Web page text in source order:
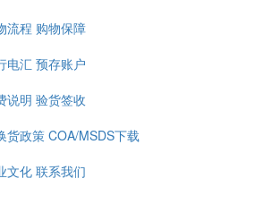
流程 购物保障
电汇 预存账户
说明 验货签收
货政策 COA/MSDS下载
文化 联系我们